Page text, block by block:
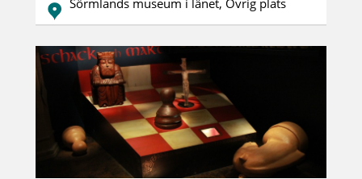
Sörmlands museum i länet, Övrig plats